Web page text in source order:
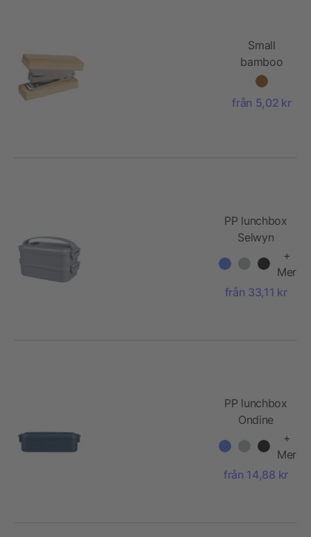
Small
bamboo
stapler
Gordon
från 5,02 kr
PP lunchbox
Selwyn
+
Mer
från 33,11 kr
PP lunchbox
Ondine
+
Mer
från 14,88 kr